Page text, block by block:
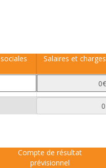
Salaires et charges
Compte de résultat
prévisionnel